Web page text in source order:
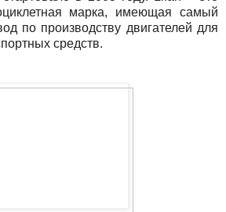
марка, имеющая самый
по производству двигателей для
средств.